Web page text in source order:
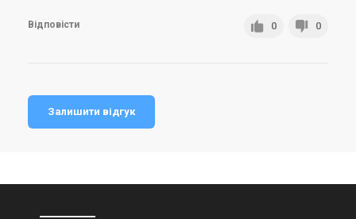
Відповісти 0 0
Залишити відгук